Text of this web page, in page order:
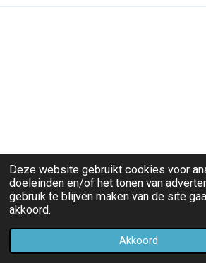
Deze website gebruikt cookies voor
doeleinden en/of het tonen van
gebruik te blijven maken van de site
akkoord.
Akkoord